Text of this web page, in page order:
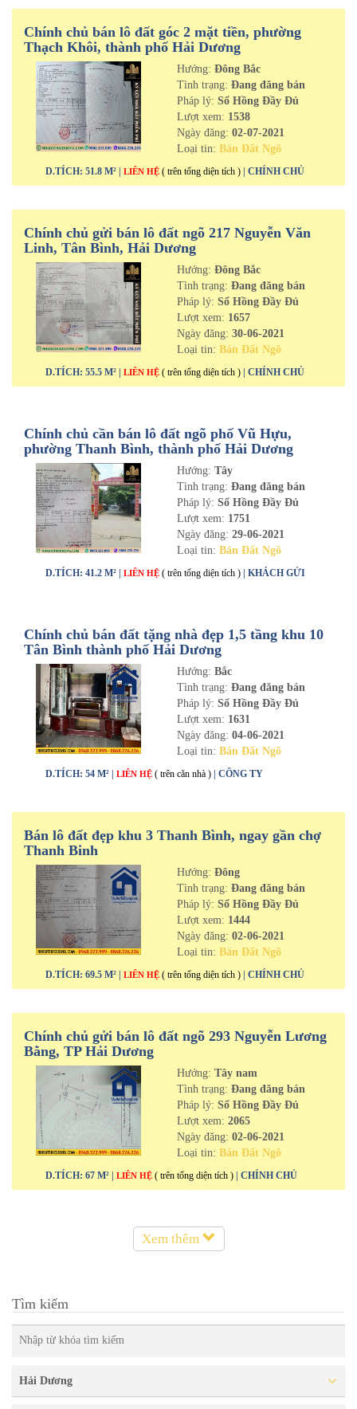
Chính chủ bán lô đất góc 2 mặt tiền, phường
Thạch Khôi, thành phố Hải Dương
Hướng: Đông Bắc
Tình trạng: Đang đăng bán
Pháp lý: Sổ Hồng Đầy Đủ
Lượt xem: 1538
Ngày đăng: 02-07-2021
Loại tin: Bán Đất Ngõ
D.TÍCH: 51.8 M² | LIÊN HỆ ( trên tổng diện tích ) | CHÍNH CHỦ
Chính chủ gửi bán lô đất ngõ 217 Nguyễn Văn
Linh, Tân Bình, Hải Dương
Hướng: Đông Bắc
Tình trạng: Đang đăng bán
Pháp lý: Sổ Hồng Đầy Đủ
Lượt xem: 1657
Ngày đăng: 30-06-2021
Loại tin: Bán Đất Ngõ
D.TÍCH: 55.5 M² | LIÊN HỆ ( trên tổng diện tích ) | CHÍNH CHỦ
Chính chủ cần bán lô đất ngõ phố Vũ Hựu,
phường Thanh Bình, thành phố Hải Dương
Hướng: Tây
Tình trạng: Đang đăng bán
Pháp lý: Sổ Hồng Đầy Đủ
Lượt xem: 1751
Ngày đăng: 29-06-2021
Loại tin: Bán Đất Ngõ
D.TÍCH: 41.2 M² | LIÊN HỆ ( trên tổng diện tích ) | KHÁCH GỬI
Chính chủ bán đất tặng nhà đẹp 1,5 tầng khu 10
Tân Bình thành phố Hải Dương
Hướng: Bắc
Tình trạng: Đang đăng bán
Pháp lý: Sổ Hồng Đầy Đủ
Lượt xem: 1631
Ngày đăng: 04-06-2021
Loại tin: Bán Đất Ngõ
D.TÍCH: 54 M² | LIÊN HỆ ( trên căn nhà ) | CÔNG TY
Bán lô đất đẹp khu 3 Thanh Bình, ngay gần chợ
Thanh Binh
Hướng: Đông
Tình trạng: Đang đăng bán
Pháp lý: Sổ Hồng Đầy Đủ
Lượt xem: 1444
Ngày đăng: 02-06-2021
Loại tin: Bán Đất Ngõ
D.TÍCH: 69.5 M² | LIÊN HỆ ( trên tổng diện tích ) | CHÍNH CHỦ
Chính chủ gửi bán lô đất ngõ 293 Nguyễn Lương
Bằng, TP Hải Dương
Hướng: Tây nam
Tình trạng: Đang đăng bán
Pháp lý: Sổ Hồng Đầy Đủ
Lượt xem: 2065
Ngày đăng: 02-06-2021
Loại tin: Bán Đất Ngõ
D.TÍCH: 67 M² | LIÊN HỆ ( trên tổng diện tích ) | CHÍNH CHỦ
Xem thêm
Tìm kiếm
Hải Dương